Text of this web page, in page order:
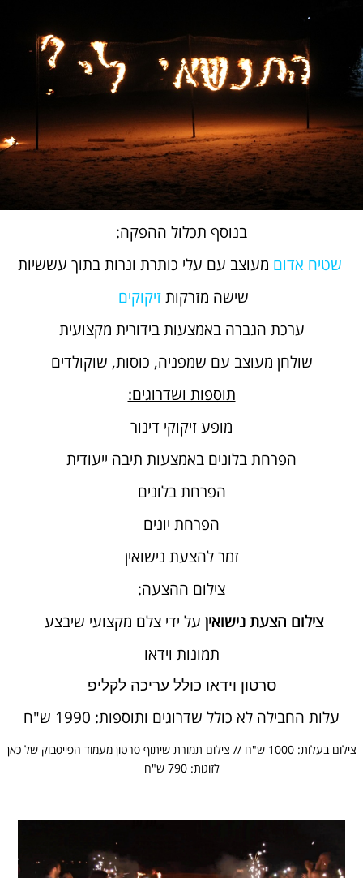
בנוסף תכלול ההפקה:
שטיח אדום מעוצב עם עלי כותרת ונרות בתוך עששיות
שישה מזרקות זיקוקים
ערכת הגברה באמצעות בידורית מקצועית
שולחן מעוצב עם שמפניה, כוסות, שוקולדים
תוספות ושדרוגים:
מופע זיקוקי דינור
הפרחת בלונים באמצעות תיבה ייעודית
הפרחת בלונים
הפרחת יונים
זמר להצעת נישואין
צילום ההצעה:
צילום הצעת נישואין על ידי צלם מקצועי שיבצע
תמונות וידאו
סרטון וידאו כולל עריכה לקליפ
עלות החבילה לא כולל שדרוגים ותוספות: 1990 ש"ח
צילום בעלות: 1000 ש"ח // צילום תמורת שיתוף סרטון מעמוד הפייסבוק של כאן
לזוגות: 790 ש"ח